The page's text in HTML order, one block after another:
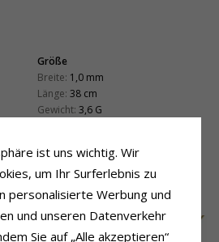
Größe
Breite: 1,0 mm
Länge: 38 cm
Gewicht: 3,6 G
Lieferzeit:4-5 Werktage
PRODUKTE
ist uns wichtig. Wir
um Ihr Surferlebnis zu
personalisierte Werbung und
und unseren Datenverkehr
Sie auf „Alle akzeptieren“